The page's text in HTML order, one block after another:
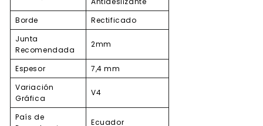
Borde
Rectificado
Junta
Recomendada
2mm
Espesor
7,4 mm
Variación
Gráfica
V4
País de
Ecuador